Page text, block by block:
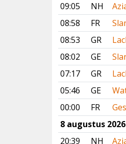
09:05
NH
08:58
FR
08:53
GR
08:02
GE
07:17
GR
05:46
GE
00:00
FR
8 augustus 2026
20:39
NH